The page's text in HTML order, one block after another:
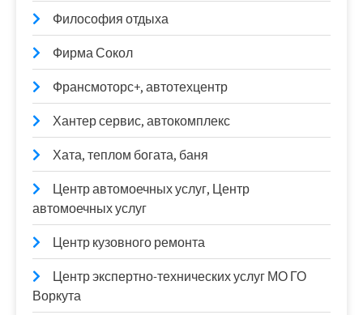
Философия отдыха
Фирма Сокол
Франсмоторс+, автотехцентр
Хантер сервис, автокомплекс
Хата, теплом богата, баня
Центр автомоечных услуг, Центр
автомоечных услуг
Центр кузовного ремонта
Центр экспертно-технических услуг МО ГО
Воркута